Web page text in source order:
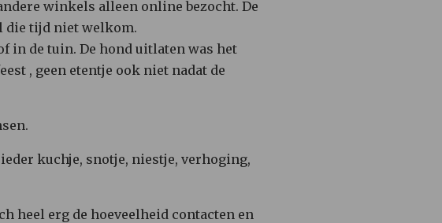
winkels alleen online bezocht. De
die tijd niet welkom.
in de tuin. De hond uitlaten was het
, geen etentje ook niet nadat de
kuchje, snotje, niestje, verhoging,
heel erg de hoeveelheid contacten en